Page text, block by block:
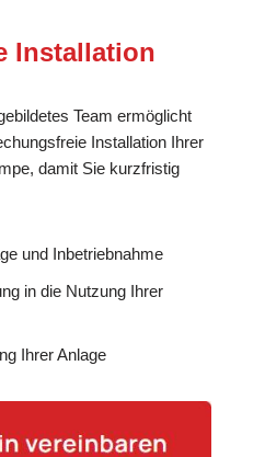
Installation
Team ermöglicht
Installation Ihrer
damit Sie kurzfristig
und Inbetriebnahme
in die Nutzung Ihrer
Ihrer Anlage